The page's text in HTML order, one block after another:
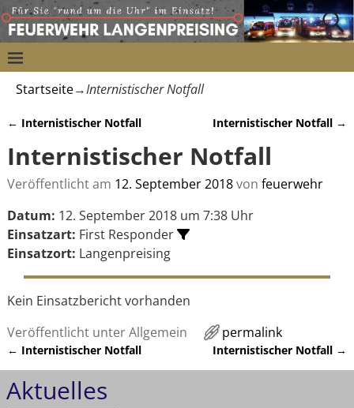
Startseite→Internistischer Notfall
← Internistischer Notfall Internistischer Notfall →
Internistischer Notfall
Veröffentlicht am 12. September 2018von feuerwehr
Datum: 12. September 2018 um 7:38 Uhr
Einsatzart: First Responder
Einsatzort: Langenpreising
Kein Einsatzbericht vorhanden
Veröffentlicht unterAllgemein permalink
Artikelnavigation
← Internistischer Notfall Internistischer Notfall →
Aktuelles